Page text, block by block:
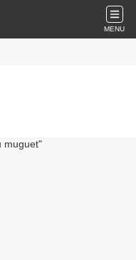
MENU